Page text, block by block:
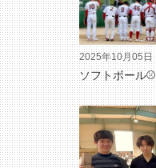
2025年10月05日
ソフトボール⚾